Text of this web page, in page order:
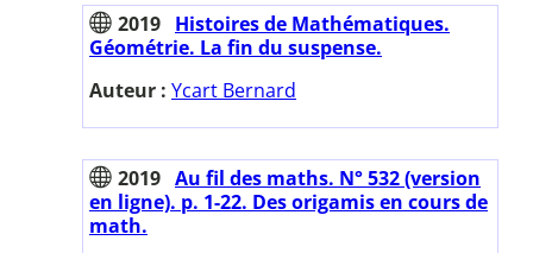
2019 Histoires de Mathématiques.
Géométrie. La fin du suspense.
Auteur : Ycart Bernard
2019 Au fil des maths. N° 532 (version
en ligne). p. 1-22. Des origamis en cours de
math.